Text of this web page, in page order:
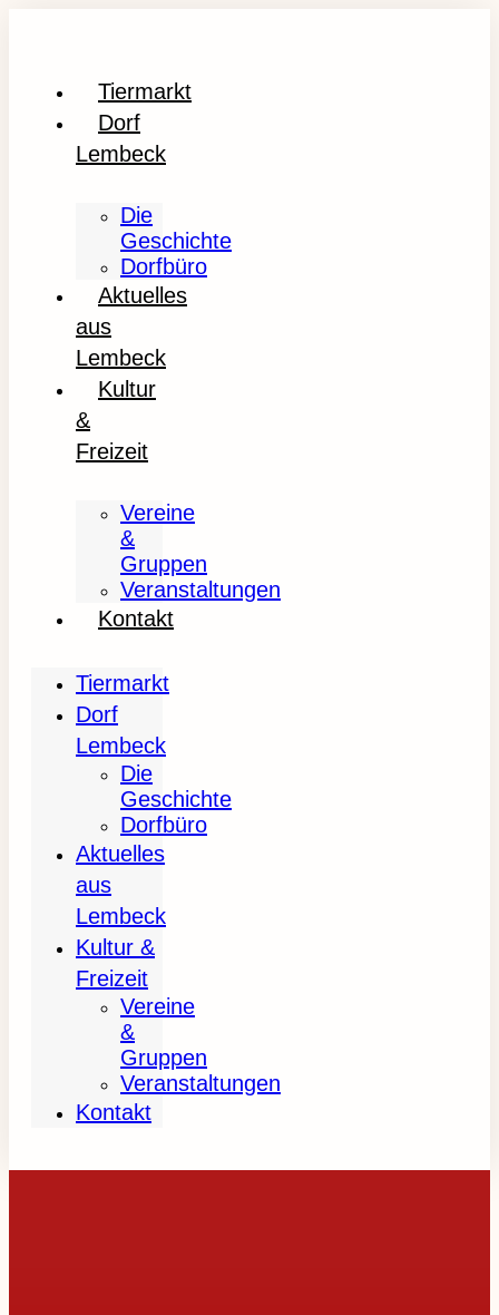
Tiermarkt
Dorf
Lembeck
Die
Geschichte
Dorfbüro
Aktuelles
aus
Lembeck
Kultur
&
Freizeit
Vereine
&
Gruppen
Veranstaltungen
Kontakt
Tiermarkt
Dorf
Lembeck
Die
Geschichte
Dorfbüro
Aktuelles
aus
Lembeck
Kultur &
Freizeit
Vereine
&
Gruppen
Veranstaltungen
Kontakt